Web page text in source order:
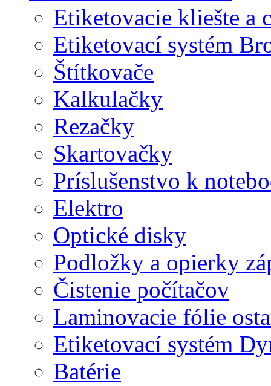
Etiketovacie kliešte a
Etiketovací systém
Štítkovače
Kalkulačky
Rezačky
Skartovačky
Príslušenstvo k
Elektro
Optické disky
Podložky a opierky
Čistenie počítačov
Laminovacie fólie
Etiketovací systém
Batérie